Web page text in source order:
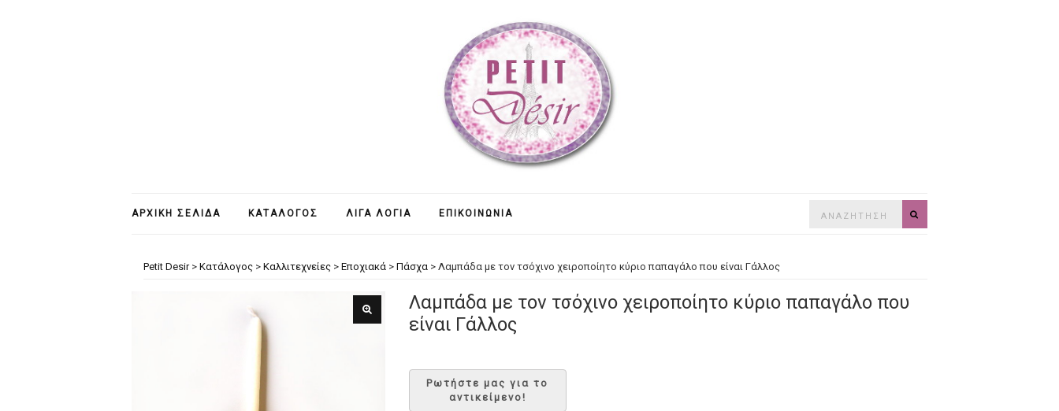
ΑΡΧΙΚΉ ΣΕΛΊΔΑ ΚΑΤΆΛΟΓΟΣ ΛΊΓΑ ΛΌΓΙΑ ΕΠΙΚΟΙΝΩΝΊΑ
Petit Desir> Κατάλογος > Καλλιτεχνείες > Εποχιακά > Πάσχα > Λαμπάδα με τον τσόχινο χειροποίητο κύριο παπαγάλο που είναι Γάλλος
Λαμπάδα με τον τσόχινο χειροποίητο κύριο παπαγάλο που
είναι Γάλλος